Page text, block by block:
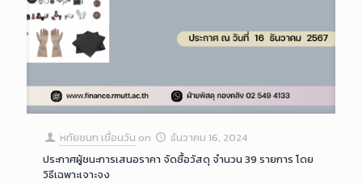
หทัยชนก เขื่อนวัน on
ธันวาคม 16, 2024
ประกาศผู้ชนะการเสนอราคา จัดซื้อวัสดุ จำนวน 39 รายการ โดย
วิธีเฉพาะเจาะจง